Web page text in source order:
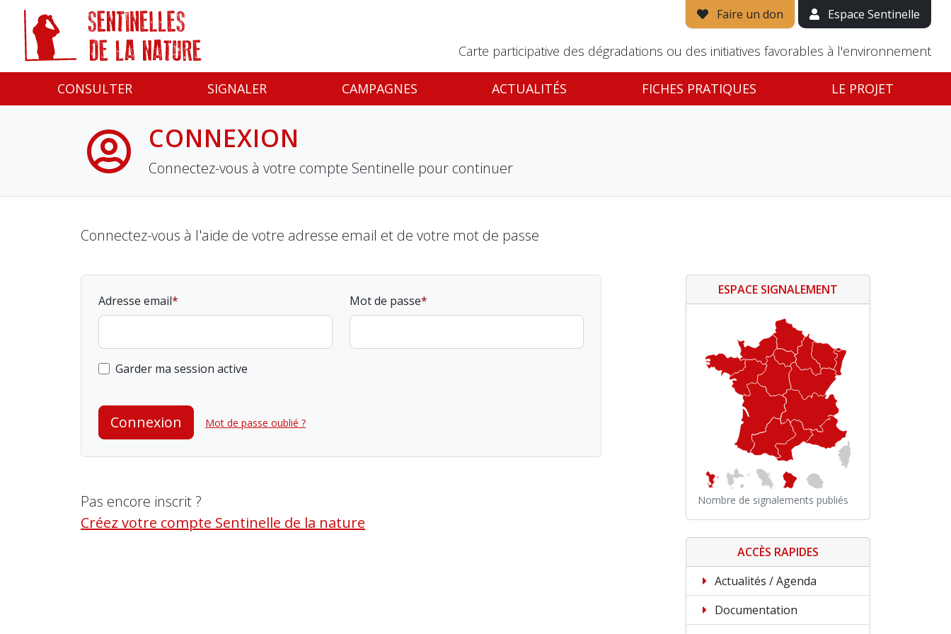
Faire un don Espace Sentinelle
Carte participative des dégradations ou des initiatives favorables à l'environnement
CONSULTER SIGNALER CAMPAGNES ACTUALITÉS FICHES PRATIQUES LE PROJET
CONNEXION
Connectez-vous à votre compte Sentinelle pour continuer
Connectez-vous à l'aide de votre adresse email et de votre mot de passe
Adresse email Mot de passe
Garder ma session active
Connexion Mot de passe oublié ?
Pas encore inscrit ?
Créez votre compte Sentinelle de la nature
ESPACE SIGNALEMENT
Nombre de signalements publiés
ACCÈS RAPIDES
Actualités / Agenda
Documentation
Panneau de gestion des cookies